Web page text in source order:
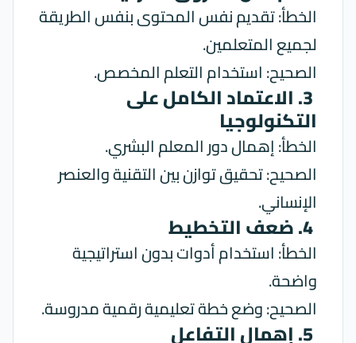
الخطأ: تقديم نفس المحتوى بنفس الطريقة
لجميع المتعلمين.
الصحيح: استخدام التعلم المخصص.
3. الاعتماد الكامل على
التكنولوجيا
الخطأ: إهمال دور المعلم البشري.
الصحيح: تحقيق توازن بين التقنية والعنصر
الإنساني.
الخطأ: استخدام أدوات بدون استراتيجية
واضحة.
الصحيح: وضع خطة تعليمية رقمية مدروسة.